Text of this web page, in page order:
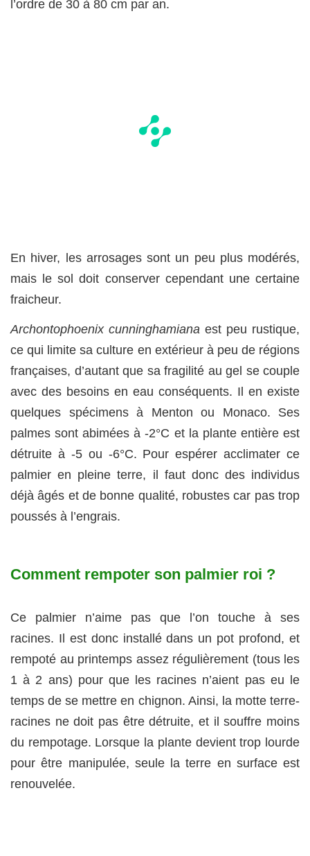
l’ordre de 30 à 80 cm par an.
En hiver, les arrosages sont un peu plus modérés,
mais le sol doit conserver cependant une certaine
fraicheur.
Archontophoenix cunninghamiana est peu rustique,
ce qui limite sa culture en extérieur à peu de régions
françaises, d’autant que sa fragilité au gel se couple
avec des besoins en eau conséquents. Il en existe
quelques spécimens à Menton ou Monaco. Ses
palmes sont abimées à -2°C et la plante entière est
détruite à -5 ou -6°C. Pour espérer acclimater ce
palmier en pleine terre, il faut donc des individus
déjà âgés et de bonne qualité, robustes car pas trop
poussés à l’engrais.
Comment rempoter son palmier roi ?
Ce palmier n’aime pas que l’on touche à ses
racines. Il est donc installé dans un pot profond, et
rempoté au printemps assez régulièrement (tous les
1 à 2 ans) pour que les racines n’aient pas eu le
temps de se mettre en chignon. Ainsi, la motte terre-
racines ne doit pas être détruite, et il souffre moins
du rempotage. Lorsque la plante devient trop lourde
pour être manipulée, seule la terre en surface est
renouvelée.